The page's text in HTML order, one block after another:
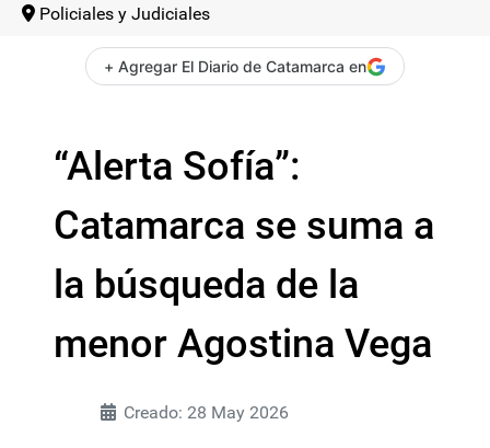
Policiales y Judiciales
+ Agregar El Diario de Catamarca en
“Alerta Sofía”:
Catamarca se suma a
la búsqueda de la
menor Agostina Vega
Creado: 28 May 2026